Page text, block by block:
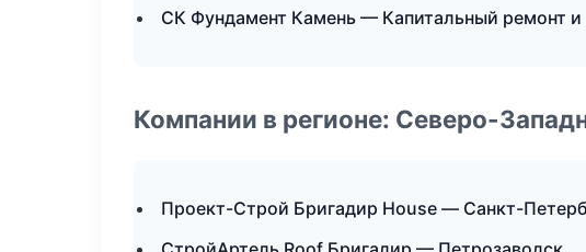
СК Фундамент Камень — Капитальный ремонт и
Компании в регионе: Северо-
Проект-Строй Бригадир House — Санкт-